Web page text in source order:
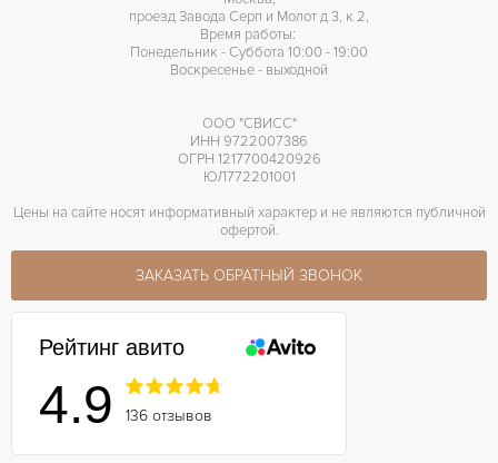
проезд Завода Серп и Молот д 3, к 2,
Время работы:
Понедельник - Суббота 10:00 - 19:00
Воскресенье - выходной
ООО "СВИСС"
ИНН 9722007386
ОГРН 1217700420926
ЮЛ772201001
Цены на сайте носят информативный характер и не являются публичной
офертой.
ЗАКАЗАТЬ ОБРАТНЫЙ ЗВОНОК
Рейтинг авито
4.9 136 отзывов